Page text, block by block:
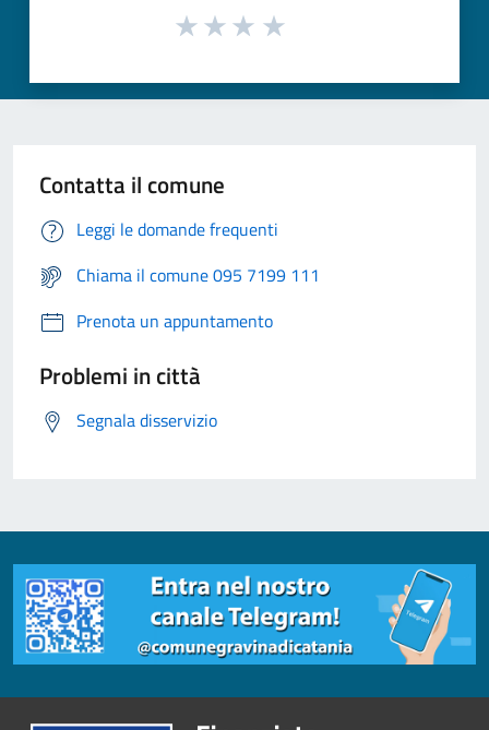
Contatta il comune
Leggi le domande frequenti
Chiama il comune 095 7199 111
Prenota un appuntamento
Problemi in città
Segnala disservizio